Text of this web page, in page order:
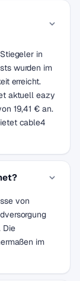
in
wurden im
erreicht.
aktuell eazy
19,41 € an.
cable4
von
Die
im